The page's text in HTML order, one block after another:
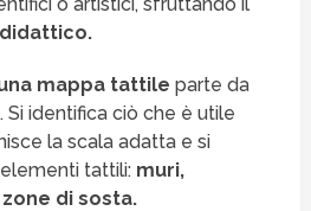
mappa tattile parte da
Si identifica ciò che è utile
la scala adatta e si
tattili: muri,
di sosta.